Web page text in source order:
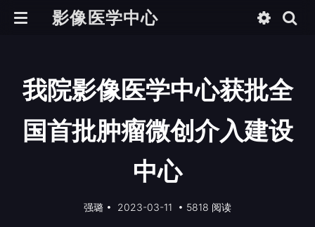
影像医学中心
我院影像医学中心获批全
国首批肿瘤微创介入建设
中心
强璐 • 2023-03-11 • 5818 阅读